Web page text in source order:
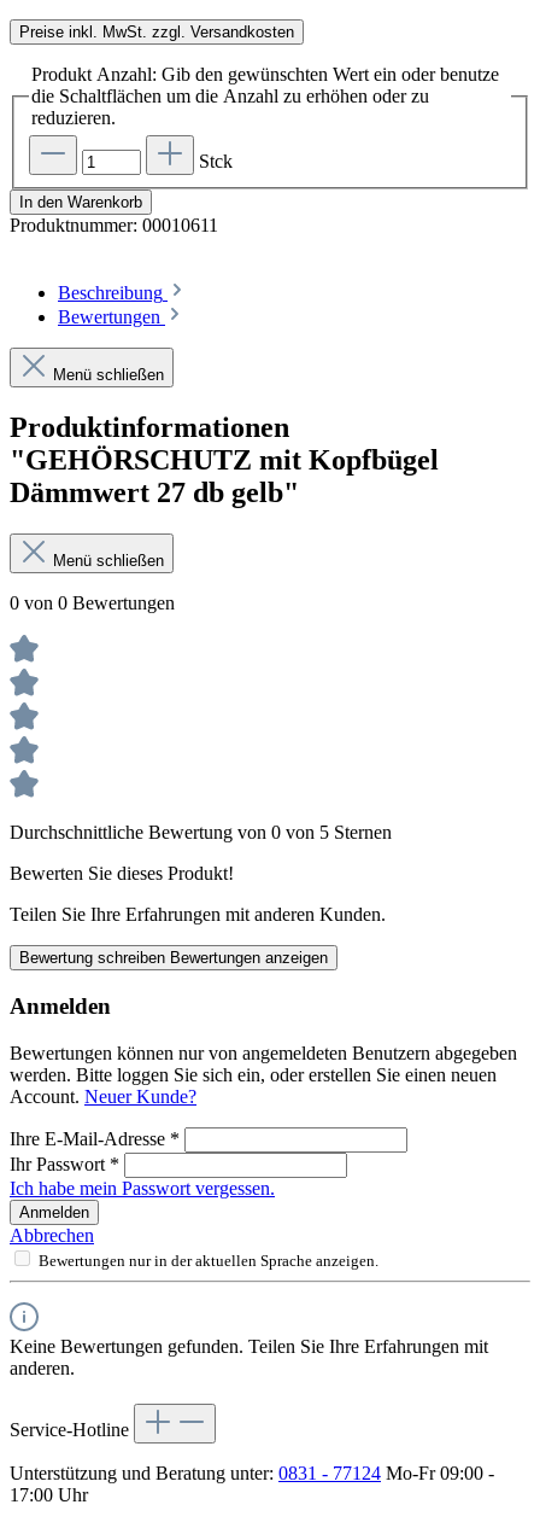
Preise inkl. MwSt. zzgl. Versandkosten
Produkt Anzahl: Gib den gewünschten Wert ein oder benutze
die Schaltflächen um die Anzahl zu erhöhen oder zu
reduzieren.
Stck
In den Warenkorb
Produktnummer: 00010611
Beschreibung
Bewertungen
Menü schließen
Produktinformationen
"GEHÖRSCHUTZ mit Kopfbügel
Dämmwert 27 db gelb"
Menü schließen
0 von 0 Bewertungen
Durchschnittliche Bewertung von 0 von 5 Sternen
Bewerten Sie dieses Produkt!
Teilen Sie Ihre Erfahrungen mit anderen Kunden.
Bewertung schreiben Bewertungen anzeigen
Anmelden
Bewertungen können nur von angemeldeten Benutzern abgegeben
werden. Bitte loggen Sie sich ein, oder erstellen Sie einen neuen
Account. Neuer Kunde?
Ihre E-Mail-Adresse *
Ihr Passwort *
Ich habe mein Passwort vergessen.
Anmelden
Abbrechen
Bewertungen nur in der aktuellen Sprache anzeigen.
Keine Bewertungen gefunden. Teilen Sie Ihre Erfahrungen mit
anderen.
Service-Hotline
Unterstützung und Beratung unter: 0831 - 77124 Mo-Fr 09:00 -
17:00 Uhr